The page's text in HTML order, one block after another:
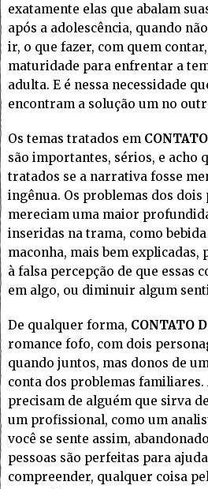
exatamente elas que abalam
após a adolescência, quando
ir, o que fazer, com quem
maturidade para enfrentar a
adulta. E é nessa necessidade
encontram a solução um no
Os temas tratados em
são importantes, sérios, e acho
tratados se a narrativa fosse
ingênua. Os problemas dos dois
mereciam uma maior
inseridas na trama, como
maconha, mais bem explicadas,
à falsa percepção de que essas
em algo, ou diminuir algum
De qualquer forma, CONTATO
romance fofo, com dois
quando juntos, mas donos de
conta dos problemas familiares.
precisam de alguém que sirva
um profissional, como um
você se sente assim,
pessoas são perfeitas para
compreender, qualquer coisa